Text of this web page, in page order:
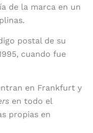
de la marca en un
postal de su
cuando fue
en Frankfurt y
en todo el
propias en